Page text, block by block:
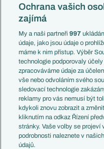
Mistrovství světa
Liga národů
Témata
Představení týmů MS
EuroSkauting
PL v kostce
Evropské koeficienty
Přestupy
Přestupové spekulace
Zranění
Kluby
Arsenal FC
Chelsea FC
Ochrana vašich
zajímá
My a naši partneři997
údaje, jako jsou údaje o
máme k nim přístup. Výběr
technologie podporovaly
zpracováváme údaje za
vše nebo odvoláním svého
sledovací technologie
reklamy pro vás nemusí být
kdykoli znovu zobrazit a
kliknutím na odkaz Řízení
stránky. Vaše volby se
podrobnosti naleznete v
údajů.